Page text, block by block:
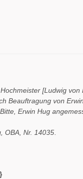
[Ludwig
Beauftragung von
Erwin Hug
OBA, Nr. 14035